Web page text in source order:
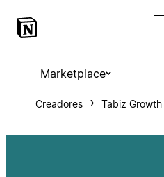
Marketplace
Creadores Tabiz Growth